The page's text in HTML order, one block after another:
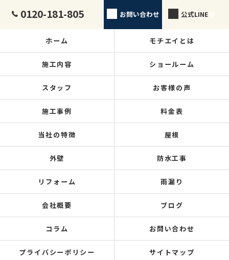
0120-181-805 お問い合わせ 公式LINE
ホーム モチエイとは
施工内容 ショールーム
スタッフ お客様の声
施工事例 料金表
当社の特徴 屋根
外壁 防水工事
リフォーム 雨漏り
会社概要 ブログ
コラム お問い合わせ
プライバシーポリシー サイトマップ